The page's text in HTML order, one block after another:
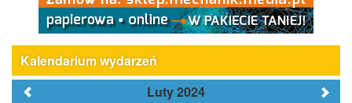
Kalendarium wydarzeń
Luty 2024